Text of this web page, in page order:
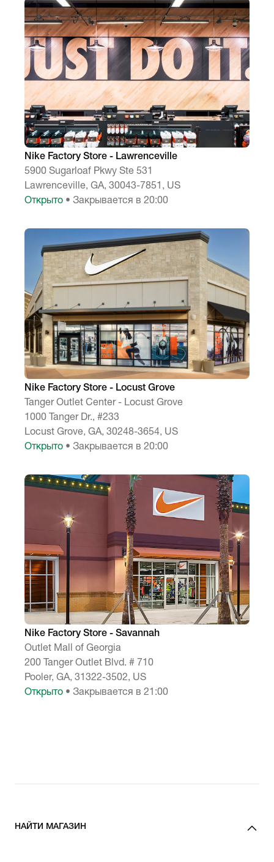
Nike Factory Store - Lawrenceville
5900 Sugarloaf Pkwy Ste 531
Lawrenceville, GA, 30043-7851, US
Открыто • Закрывается в 20:00
Nike Factory Store - Locust Grove
Tanger Outlet Center - Locust Grove
1000 Tanger Dr., #233
Locust Grove, GA, 30248-3654, US
Открыто • Закрывается в 20:00
Nike Factory Store - Savannah
Outlet Mall of Georgia
200 Tanger Outlet Blvd. # 710
Pooler, GA, 31322-3502, US
Открыто • Закрывается в 21:00
НАЙТИ МАГАЗИН